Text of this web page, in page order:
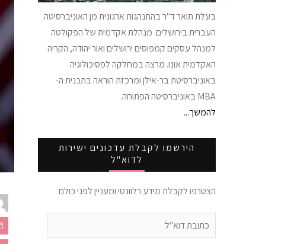
בעלת תואר ד"ר בהתנהגות ארגונית מן האוניברסיטה
העברית בירושלים. מנהלת אקדמית של הפקולטה
למנהל עסקים קמפוסים ירושלים ואור יהודה, הקריה
האקדמית אונו. מרצה במחלקה לפסיכולוגיה
באוניברסיטת בר-אילן ומרכזת הוראה בתכנית ה-
MBA באוניברסיטה הפתוחה.
להמשך...
הירשמו לקבלת עדכונים ישירות
לדוא"ל
הצטרפו לקבלת מידע רלוונטי ומעניין לפני כולם